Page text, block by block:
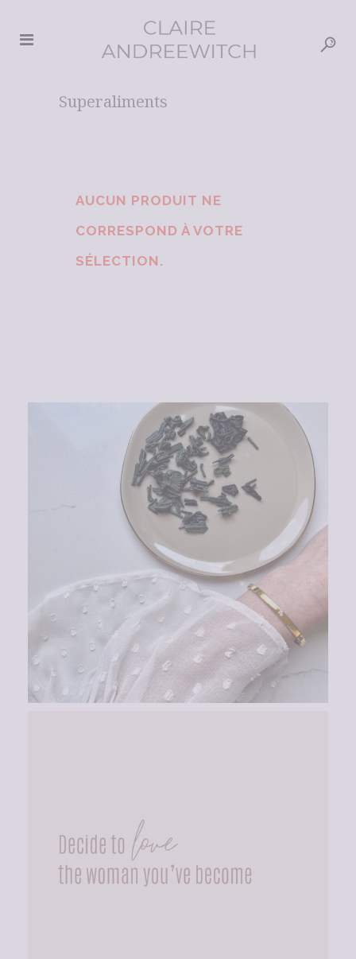
Superaliments
AUCUN PRODUIT NE
CORRESPOND À VOTRE
SÉLECTION.